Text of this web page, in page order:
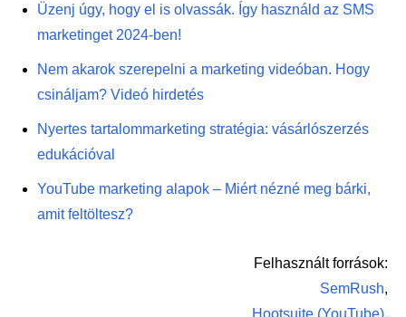
Üzenj úgy, hogy el is olvassák. Így használd az SMS
marketinget 2024-ben!
Nem akarok szerepelni a marketing videóban. Hogy
csináljam? Videó hirdetés
Nyertes tartalommarketing stratégia: vásárlószerzés
edukációval
YouTube marketing alapok – Miért nézné meg bárki,
amit feltöltesz?
Felhasznált források:
SemRush,
Hootsuite (YouTube),